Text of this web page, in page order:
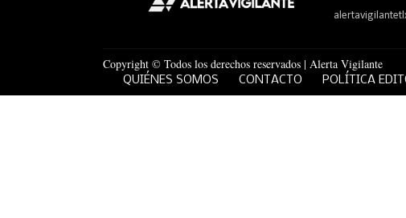
Copyright © Todos los derechos reservados | Alerta Vigilante
QUIÉNES SOMOS CONTACTO POLÍTICA